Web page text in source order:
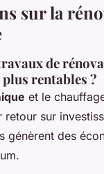
sur la
de
rentables ?
et le
sur
génèrent des